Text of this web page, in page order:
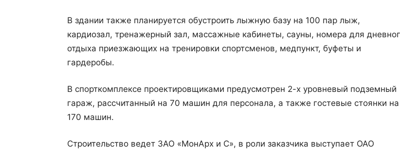
В здании также планируется обустроить лыжную базу на 100 пар лыж,
кардиозал, тренажерный зал, массажные кабинеты, сауны, номера для
отдыха приезжающих на тренировки спортсменов, медпункт, буфеты и
гардеробы.
В спорткомплексе проектировщиками предусмотрен 2-х уровневый подземный
гараж, рассчитанный на 70 машин для персонала, а также гостевые стоянки на
170 машин.
Строительство ведет ЗАО «МонАрх и С», в роли заказчика выступает ОАО